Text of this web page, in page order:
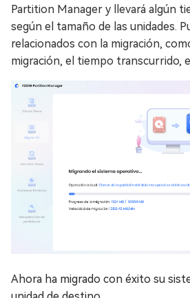
Partition Manager y llevará algún
según el tamaño de las unidades.
relacionados con la migración,
migración, el tiempo transcurrido,
Ahora ha migrado con éxito su